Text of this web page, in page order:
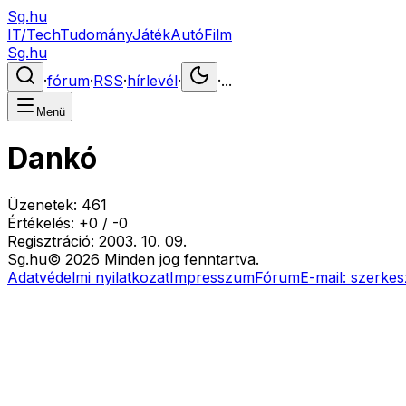
Sg.hu
IT/TechTudományJátékAutóFilm
Sg.hu
·fórum·RSS·hírlevél· ·...
Menü
Dankó
Üzenetek: 461
Értékelés: +0 / -0
Regisztráció: 2003. 10. 09.
Sg.hu© 2026 Minden jog fenntartva.
Adatvédelmi nyilatkozatImpresszumFórumE-mail: